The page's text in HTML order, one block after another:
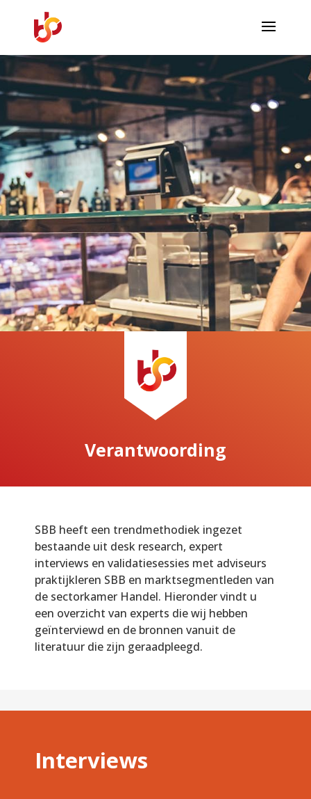
Verantwoording
SBB heeft een trendmethodiek ingezet
bestaande uit desk research, expert
interviews en validatiesessies met adviseurs
praktijkleren SBB en marktsegmentleden van
de sectorkamer Handel. Hieronder vindt u
een overzicht van experts die wij hebben
geïnterviewd en de bronnen vanuit de
literatuur die zijn geraadpleegd.
Interviews